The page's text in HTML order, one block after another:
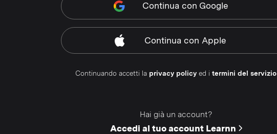
Continua con Google
Continua con Apple
Continuando accetti la privacy policyed i termini del servizio
Hai già un account?
Accedi al tuo account Learnn